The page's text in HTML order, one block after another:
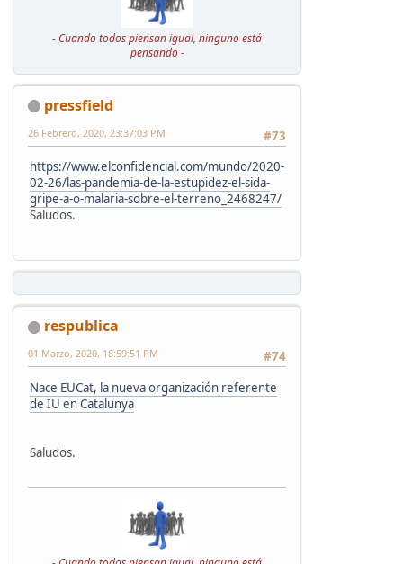
- Cuando todos piensan igual, ninguno está
pensando -
pressfield
#73
26 Febrero, 2020, 23:37:03 PM
https://www.elconfidencial.com/mundo/2020-
02-26/las-pandemia-de-la-estupidez-el-sida-
gripe-a-o-malaria-sobre-el-terreno_2468247/
Saludos.
respublica
#74
01 Marzo, 2020, 18:59:51 PM
Nace EUCat, la nueva organización referente
de IU en Catalunya
Saludos.